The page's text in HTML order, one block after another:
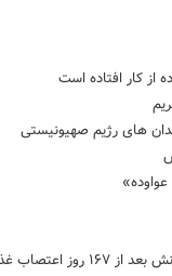
کار افتاده است
اعتصاب غذا